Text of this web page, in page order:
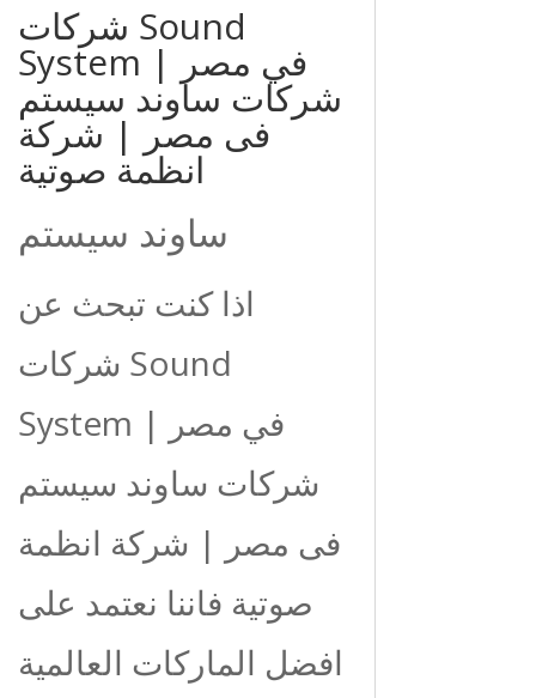
شركات Sound
System في مصر |
شركات ساوند سيستم
فى مصر | شركة
انظمة صوتية
ساوند سيستم
اذا كنت تبحث عن
شركات Sound
System في مصر |
شركات ساوند سيستم
فى مصر | شركة انظمة
صوتية فاننا نعتمد على
افضل الماركات العالمية